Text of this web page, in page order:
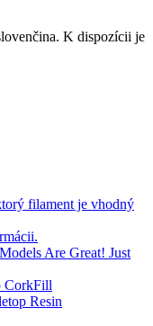
K dispozícii je
filament je vhodný
Are Great! Just
CorkFill
Resin